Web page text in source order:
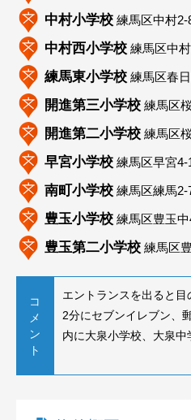
中村小学校 練馬区中村2-
中村西小学校 練馬区中
練馬東小学校 練馬区春
開進第三小学校 練馬区
開進第二小学校 練馬区
早宮小学校 練馬区早宮4-
南町小学校 練馬区練馬2-
豊玉小学校 練馬区豊玉
豊玉第二小学校 練馬区
コ
メ
ン
ト
エントランスを出ると
2分にセブンイレブン、
内に大泉小学校、大泉中